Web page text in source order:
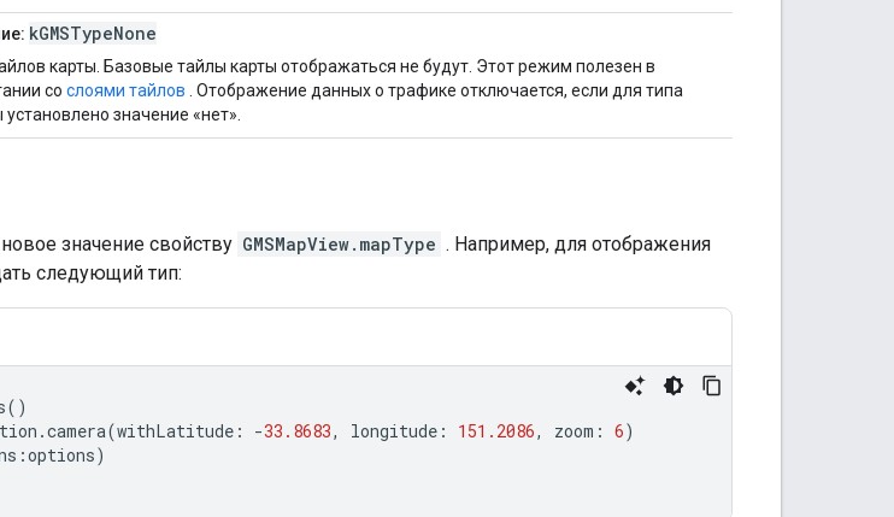
kGMSTypeNone
карты. Базовые тайлы карты отображаться не будут. Этот режим полезен в
сослоями тайлов . Отображение данных о трафике отключается, если для типа
установлено значение «нет».
значение свойству GMSMapView.mapType . Например, для отображения
следующий тип:
()
.camera(withLatitude : -33.8683, longitude : 151.2086, zoom : 6)
:options)